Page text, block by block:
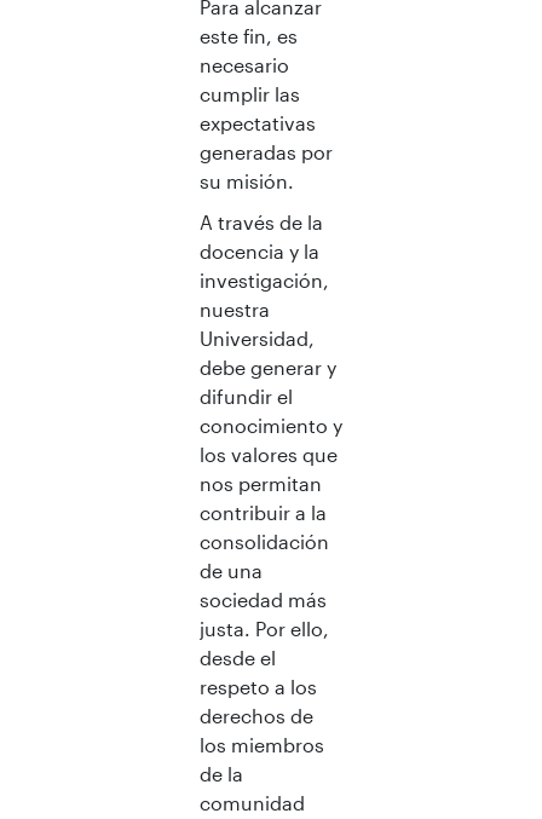
Para alcanzar
este fin, es
necesario
cumplir las
expectativas
generadas por
su misión.
A través de la
docencia y la
investigación,
nuestra
Universidad,
debe generar y
difundir el
conocimiento y
los valores que
nos permitan
contribuir a la
consolidación
de una
sociedad más
justa. Por ello,
desde el
respeto a los
derechos de
los miembros
de la
comunidad